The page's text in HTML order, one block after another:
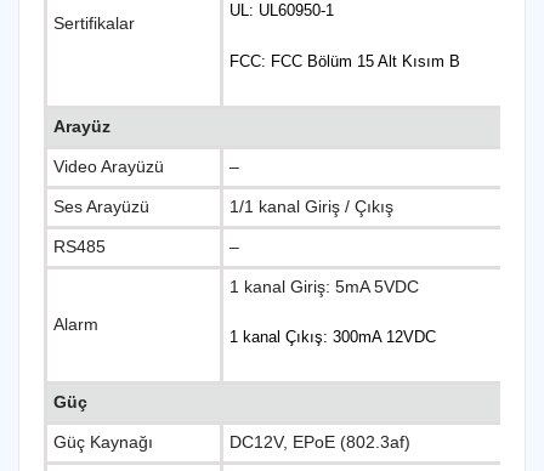
Sertifikalar
UL: UL60950-1
FCC: FCC Bölüm 15 Alt Kısım B
Arayüz
Video Arayüzü –
Ses Arayüzü 1/1 kanal Giriş / Çıkış
RS485 –
Alarm
1 kanal Giriş: 5mA 5VDC
1 kanal Çıkış: 300mA 12VDC
Güç
Güç Kaynağı DC12V, EPoE (802.3af)